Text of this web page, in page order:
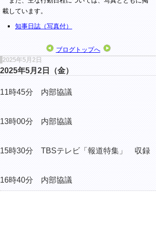
載しています。
知事日誌（写真付）
ブログトップへ
2025年5月2日
2025年5月2日（金）
11時45分 内部協議
13時00分 内部協議
15時30分 TBSテレビ「報道特集」 収録
16時40分 内部協議